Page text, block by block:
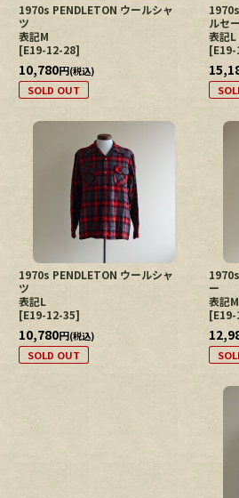
1970s PENDLETON ウールシャ
ツ
表記M
[E19-12-28]
10,780円(税込)
SOLD OUT
ルセ
表記L
[
1970s PENDLETON ウールシャ
ツ
表記L
[E19-12-35]
10,780円(税込)
SOLD OUT
ー
表記M
[